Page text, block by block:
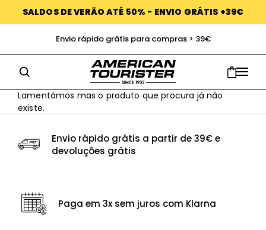
SALDOS DE VERÃO ATÉ 50% - ENVIO GRÁTIS +39€
Envio rápido grátis para compras > 39€
Lamentámos mas o produto que procura já não
existe.
Envio rápido grátis a partir de 39€ e
devoluções grátis
Paga em 3x sem juros com Klarna